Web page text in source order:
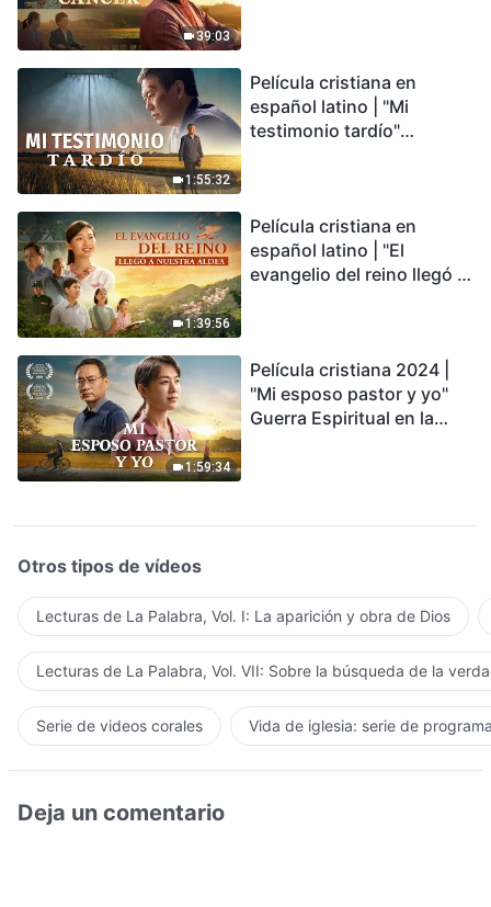
39:03
1:55:32
Película cristiana en
español latino | "Mi
testimonio tardío"
conmovedor
1:39:56
Película cristiana en
español latino | "El
evangelio del reino llegó a
1:59:34
Película cristiana 2024 |
"Mi esposo pastor y yo"
Guerra Espiritual en la
Otros tipos de vídeos
Lecturas de La Palabra, Vol. I: La aparición y obra de Dios
Lecturas de La Palabra, Vol. VII: Sobre la búsqueda de la
Serie de videos corales Vida de iglesia: serie de
Deja un comentario